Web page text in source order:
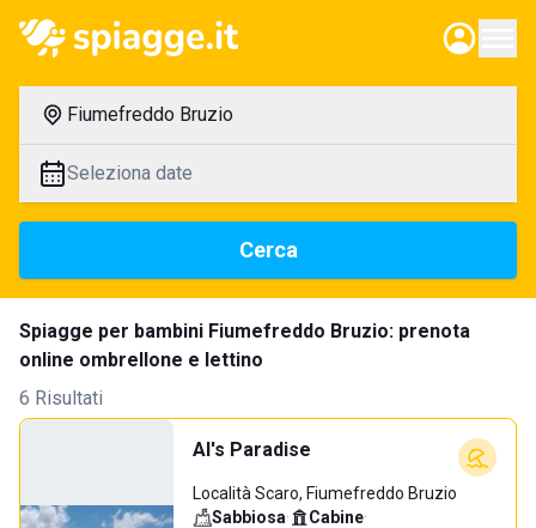
Fiumefreddo Bruzio
Seleziona date
Cerca
Spiagge per bambini Fiumefreddo Bruzio: prenota
online ombrellone e lettino
6 Risultati
Al's Paradise
Località Scaro, Fiumefreddo Bruzio
Sabbiosa· Cabine·